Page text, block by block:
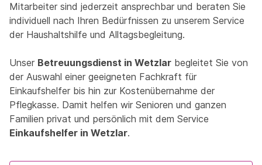
Mitarbeiter sind jederzeit ansprechbar und beraten Sie
individuell nach Ihren Bedürfnissen zu unserem Service
der Haushaltshilfe und Alltagsbegleitung.
Unser Betreuungsdienst in Wetzlar begleitet Sie von
der Auswahl einer geeigneten Fachkraft für
Einkaufshelfer bis hin zur Kostenübernahme der
Pflegkasse. Damit helfen wir Senioren und ganzen
Familien privat und persönlich mit dem Service
Einkaufshelfer in Wetzlar.